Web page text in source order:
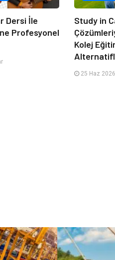
Dersi İle
Profesyonel
Study in
Kolej
25 Haz